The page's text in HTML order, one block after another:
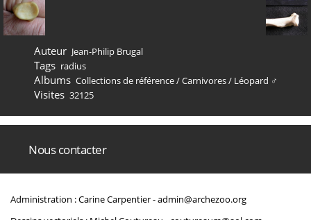
Auteur Jean-Philip Brugal
Tags radius
Albums Collections de référence/Carnivores/ Léopard ♂
Visites 32125
Nous contacter
Administration : Carine Carpentier -admin@archezoo.org